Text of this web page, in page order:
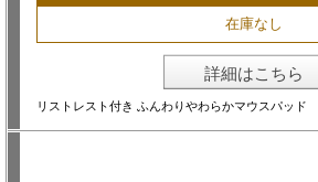
在庫なし
詳細はこちら
リストレスト付き ふんわりやわらかマウスパッド